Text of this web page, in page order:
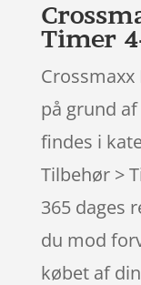
Timer
på grund
findes i
Tilbehør >
365 dages
du mod
købet af